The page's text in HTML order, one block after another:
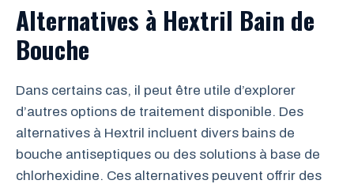
Alternatives à Hextril Bain de
Bouche
Dans certains cas, il peut être utile d’explorer
d’autres options de traitement disponible. Des
alternatives à Hextril incluent divers bains de
bouche antiseptiques ou des solutions à base de
chlorhexidine. Ces alternatives peuvent offrir des